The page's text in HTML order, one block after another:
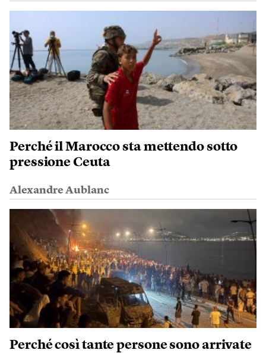
Perché il Marocco sta mettendo sotto
pressione Ceuta
Alexandre Aublanc
Perché così tante persone sono arrivate